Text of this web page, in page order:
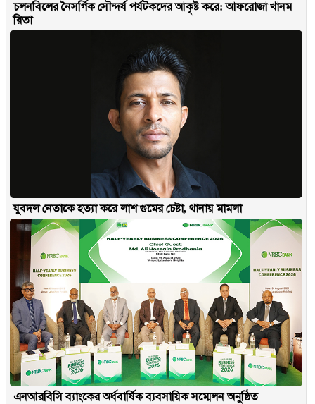
চলনবিলের নৈসর্গিক সৌন্দর্য পর্যটকদের আকৃষ্ট করে: আফরোজা খানম
রিতা
যুবদল নেতাকে হত্যা করে লাশ গুমের চেষ্টা, থানায় মামলা
এনআরবিসি ব্যাংকের অর্ধবার্ষিক ব্যবসায়িক সম্মেলন অনুষ্ঠিত